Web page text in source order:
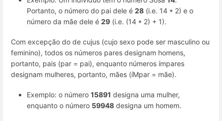
Portanto, o número do pai dele é 28 (i.e. 14 * 2) e o
número da mãe dele é 29 (i.e. (14 * 2) + 1).
Com excepção do de cujus (cujo sexo pode ser masculino ou
feminino), todos os números pares designam homens,
portanto, pais (par = pai), enquanto números ímpares
designam mulheres, portanto, mães (íMpar = mãe).
Exemplo: o número 15891 designa uma mulher,
enquanto o número 59948 designa um homem.